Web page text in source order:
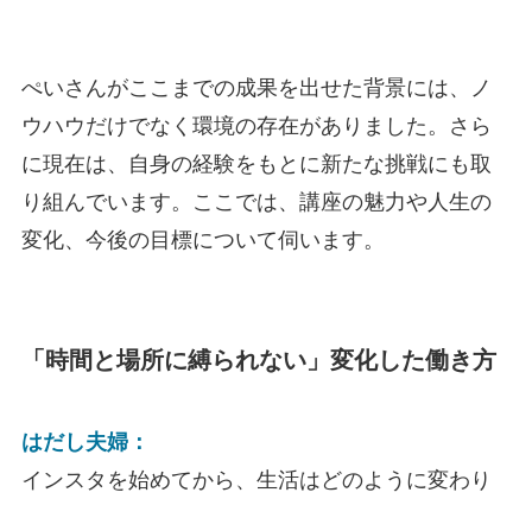
ぺいさんがここまでの成果を出せた背景には、ノ
ウハウだけでなく環境の存在がありました。さら
に現在は、自身の経験をもとに新たな挑戦にも取
り組んでいます。ここでは、講座の魅力や人生の
変化、今後の目標について伺います。
「時間と場所に縛られない」変化した働き方
はだし夫婦：
インスタを始めてから、生活はどのように変わり